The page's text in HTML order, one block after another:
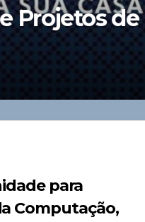
Projetos de
para
Computação,